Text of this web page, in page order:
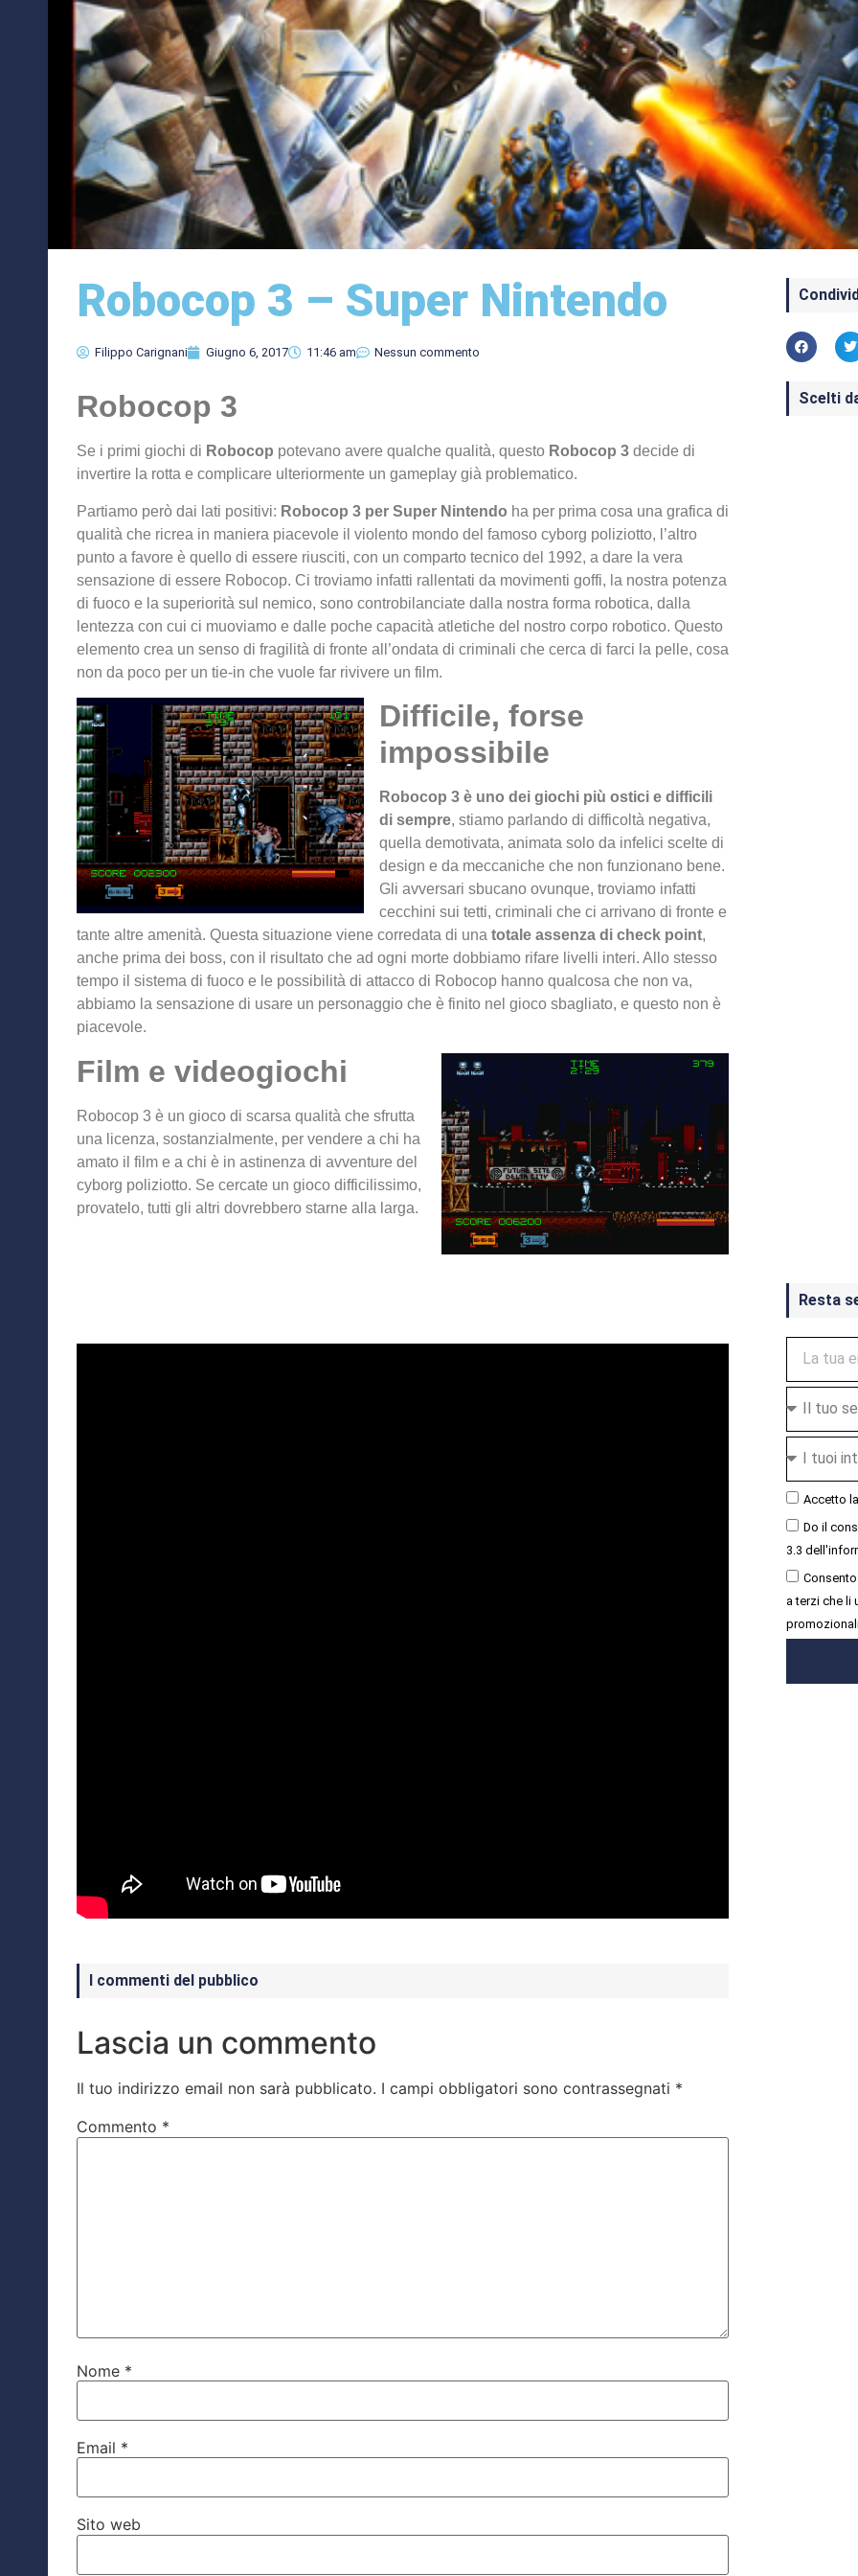
Robocop 3 – Super Nintendo
Filippo Carignani Giugno 6, 2017 11:46 am Nessun commento
Robocop 3
Se i primi giochi di Robocop potevano avere qualche qualità, questo Robocop 3 decide di
invertire la rotta e complicare ulteriormente un gameplay già problematico.
Partiamo però dai lati positivi: Robocop 3 per Super Nintendo ha per prima cosa una grafica di
qualità che ricrea in maniera piacevole il violento mondo del famoso cyborg poliziotto, l’altro
punto a favore è quello di essere riusciti, con un comparto tecnico del 1992, a dare la vera
sensazione di essere Robocop. Ci troviamo infatti rallentati da movimenti goffi, la nostra potenza
di fuoco e la superiorità sul nemico, sono controbilanciate dalla nostra forma robotica, dalla
lentezza con cui ci muoviamo e dalle poche capacità atletiche del nostro corpo robotico. Questo
elemento crea un senso di fragilità di fronte all’ondata di criminali che cerca di farci la pelle, cosa
non da poco per un tie-in che vuole far rivivere un film.
Difficile, forse
impossibile
Robocop 3 è uno dei giochi più ostici e difficili
di sempre, stiamo parlando di difficoltà negativa,
quella demotivata, animata solo da infelici scelte di
design e da meccaniche che non funzionano bene.
Gli avversari sbucano ovunque, troviamo infatti
cecchini sui tetti, criminali che ci arrivano di fronte e
tante altre amenità. Questa situazione viene corredata di una totale assenza di check point,
anche prima dei boss, con il risultato che ad ogni morte dobbiamo rifare livelli interi. Allo stesso
tempo il sistema di fuoco e le possibilità di attacco di Robocop hanno qualcosa che non va,
abbiamo la sensazione di usare un personaggio che è finito nel gioco sbagliato, e questo non è
piacevole.
Film e videogiochi
Robocop 3 è un gioco di scarsa qualità che sfrutta
una licenza, sostanzialmente, per vendere a chi ha
amato il film e a chi è in astinenza di avventure del
cyborg poliziotto. Se cercate un gioco difficilissimo,
provatelo, tutti gli altri dovrebbero starne alla larga.
I commenti del pubblico
Lascia un commento
Il tuo indirizzo email non sarà pubblicato. I campi obbligatori sono contrassegnati *
Commento *
Nome *
Email *
Sito web
Scelti
Resta
Accetto la
Do il
3.3
a terzi che li